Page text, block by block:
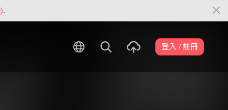
.
登入 / 註冊